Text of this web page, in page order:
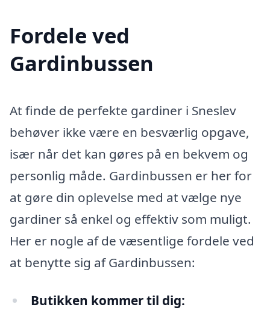
Fordele ved
Gardinbussen
At finde de perfekte gardiner i Sneslev
behøver ikke være en besværlig opgave,
især når det kan gøres på en bekvem og
personlig måde. Gardinbussen er her for
at gøre din oplevelse med at vælge nye
gardiner så enkel og effektiv som muligt.
Her er nogle af de væsentlige fordele ved
at benytte sig af Gardinbussen:
Butikken kommer til dig: